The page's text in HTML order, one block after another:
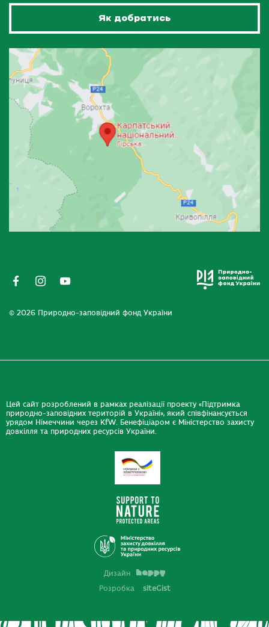
Як добратись
© 2026 Природно-заповідний фонд України
Цей сайт розроблений в рамках реалізації проекту «Підтримка
природно-заповідних територій в Україні», який співфінансується
урядом Німеччини через KfW. Бенефіціаром є Міністерство захисту
довкілля та природних ресурсів України.
Дизайн
Розробка
siteGist